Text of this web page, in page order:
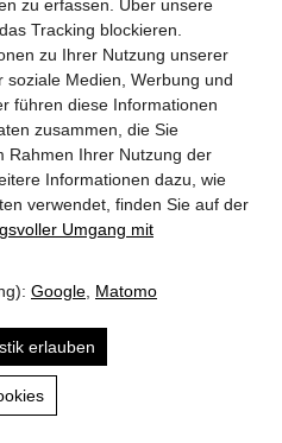
zu erfassen. Über unsere
Tracking blockieren.
zu Ihrer Nutzung unserer
Medien, Werbung und
führen diese Informationen
zusammen, die Sie
Rahmen Ihrer Nutzung der
Informationen dazu, wie
verwendet, finden Sie auf der
Umgang mit
Google Matomo
erlauben
cruciata), blaue Blüten
vulgaris), Frühblüher
gefolgt von